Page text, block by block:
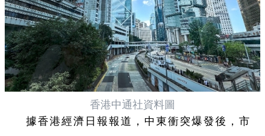
香港中通社資料圖
據香港經濟日報報道，中東衝突爆發後，市